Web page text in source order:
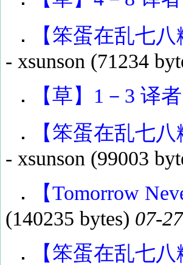
【笨蛋在乱七
- xsunson (71234
【草】1－3 译
【笨蛋在乱七
- xsunson (99003
【Tomorrow
(140235 bytes) 07-27
【笨蛋在乱七